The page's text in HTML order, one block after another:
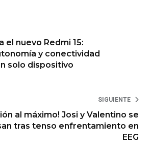
el nuevo Redmi 15:
y conectividad
solo dispositivo
SIGUIENTE
al máximo! Josi y Valentino se
tras tenso enfrentamiento en
EEG